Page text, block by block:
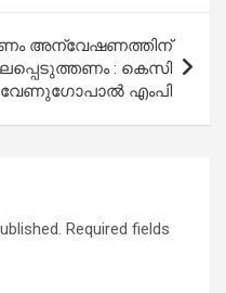
അന്വേഷണത്തിന്
: കെസി
വേണുഗോപാല്‍ എംപി
Required fields